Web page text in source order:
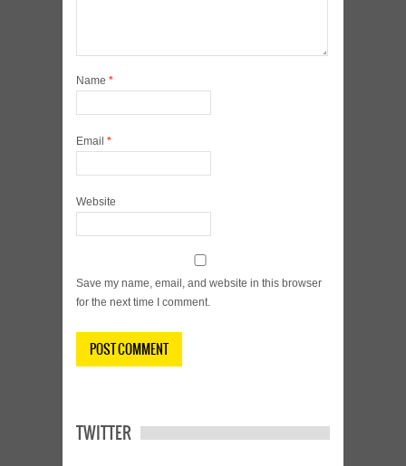
Name *
Email *
Website
Save my name, email, and website in this browser
for the next time I comment.
TWITTER